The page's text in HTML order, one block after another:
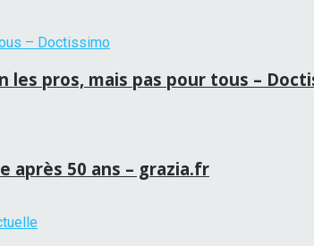
pros, mais pas pour tous –
après 50 ans – grazia.fr